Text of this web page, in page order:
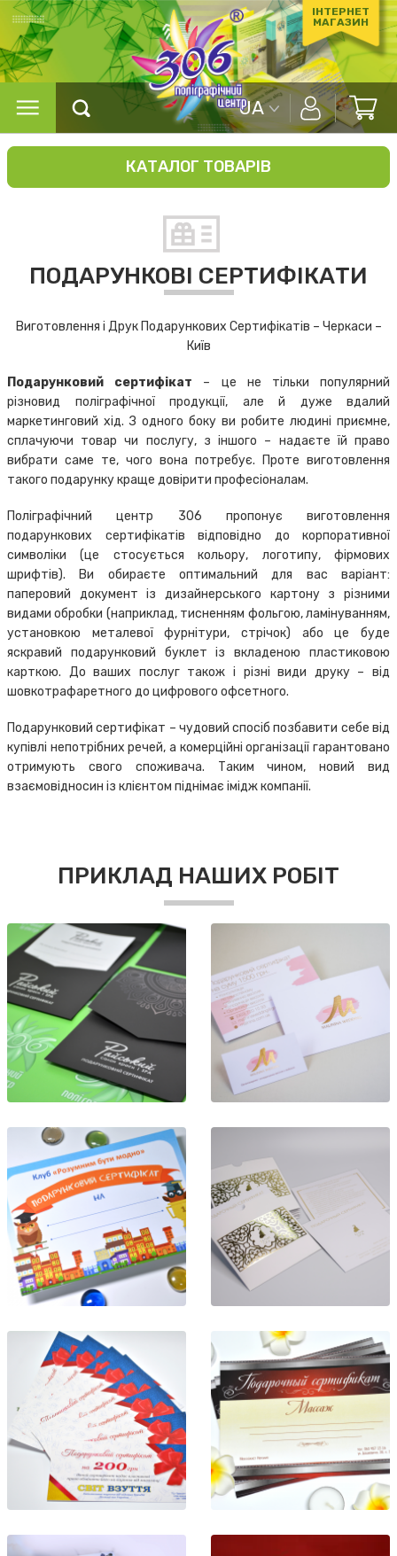
ІНТЕРНЕТ
МАГАЗИН
UA
КАТАЛОГ ТОВАРІВ
ПОДАРУНКОВІ СЕРТИФІКАТИ
Виготовлення і Друк Подарункових Сертифікатів – Черкаси –
Київ
Подарунковий сертифікат – це не тільки популярний
різновид поліграфічної продукції, але й дуже вдалий
маркетинговий хід. З одного боку ви робите людині приємне,
сплачуючи товар чи послугу, з іншого – надаєте їй право
вибрати саме те, чого вона потребує. Проте виготовлення
такого подарунку краще довірити професіоналам.
Поліграфічний центр 306 пропонує виготовлення
подарункових сертифікатів відповідно до корпоративної
символіки (це стосується кольору, логотипу, фірмових
шрифтів). Ви обираєте оптимальний для вас варіант:
паперовий документ із дизайнерського картону з різними
видами обробки (наприклад, тисненням фольгою, ламінуванням,
установкою металевої фурнітури, стрічок) або це буде
яскравий подарунковий буклет із вкладеною пластиковою
карткою. До ваших послуг також і різні види друку – від
шовкотрафаретного до цифрового офсетного.
Подарунковий сертифікат – чудовий спосіб позбавити себе від
купівлі непотрібних речей, а комерційні організації гарантовано
отримують свого споживача. Таким чином, новий вид
взаємовідносин із клієнтом піднімає імідж компанії.
ПРИКЛАД НАШИХ РОБІТ